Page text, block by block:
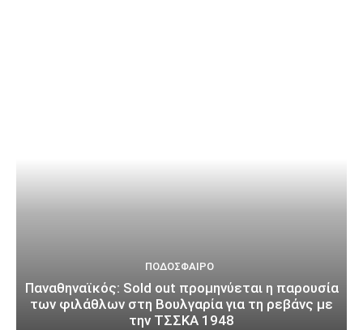
ΠΟΔΌΣΦΑΙΡΟ
Παναθηναϊκός: Sold out προμηνύεται η παρουσία
των φιλάθλων στη Βουλγαρία για τη ρεβάνς με
την ΤΣΣΚΑ 1948